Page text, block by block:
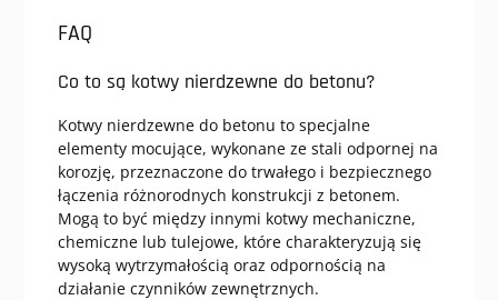
FAQ
Co to są kotwy nierdzewne do betonu?
Kotwy nierdzewne do betonu to specjalne
elementy mocujące, wykonane ze stali odpornej na
korozję, przeznaczone do trwałego i bezpiecznego
łączenia różnorodnych konstrukcji z betonem.
Mogą to być między innymi kotwy mechaniczne,
chemiczne lub tulejowe, które charakteryzują się
wysoką wytrzymałością oraz odpornością na
działanie czynników zewnętrznych.